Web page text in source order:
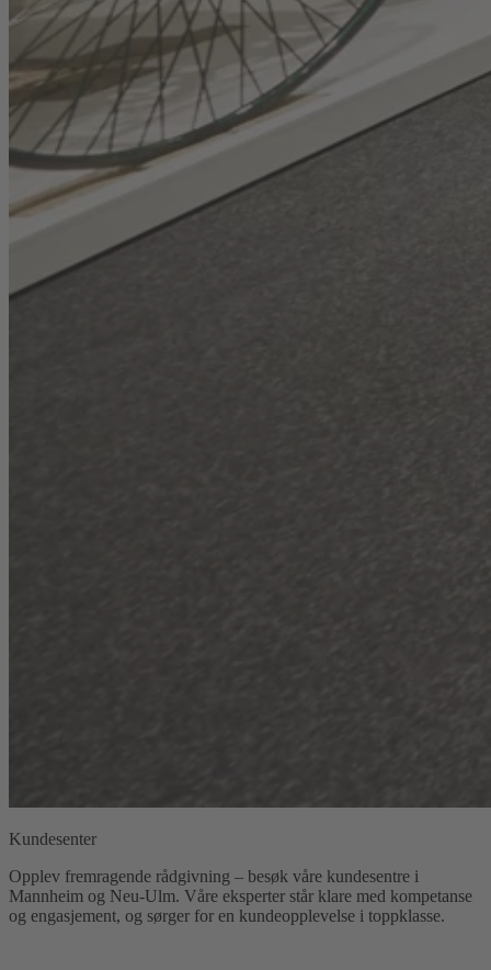
Kundesenter
Opplev fremragende rådgivning – besøk våre kundesentre i
Mannheim og Neu-Ulm. Våre eksperter står klare med kompetanse
og engasjement, og sørger for en kundeopplevelse i toppklasse.